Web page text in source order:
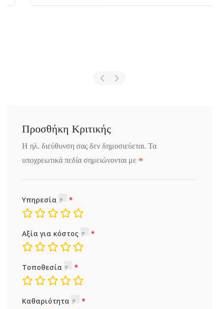
Προσθήκη Κριτικής
Η ηλ. διεύθυνση σας δεν δημοσιεύεται. Τα
υποχρεωτικά πεδία σημειώνονται με *
Υπηρεσία
Αξία για κόστος
Τοποθεσία
Καθαριότητα